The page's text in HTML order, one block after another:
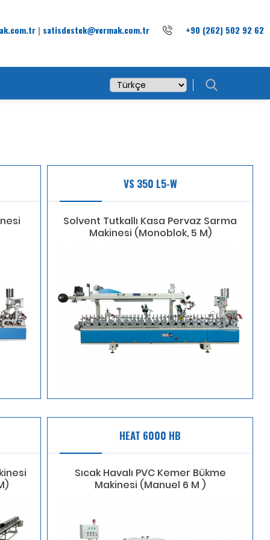
| satisdestek@vermak.com.tr +90 (262) 502 92 62
VS 350 L5-W
Solvent Tutkallı Kasa Pervaz Sarma
Makinesi (Monoblok, 5 M)
HEAT 6000 HB
Sıcak Havalı PVC Kemer Bükme
Makinesi (Manuel 6 M )